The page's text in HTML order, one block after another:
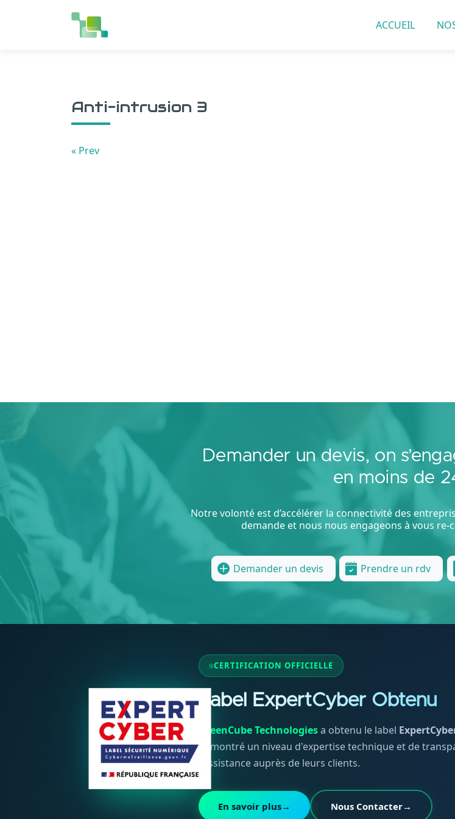
ACCUEIL
Anti-intrusion 3
« Prev
Demander un devis, on
en moins de
Notre volonté est d’accélérer la connectivité des
demande et nous nous engageons à vous re-
Demander un devis Prendre un rdv
CERTIFICATION OFFICIELLE
Label ExpertCyber Obtenu
GreenCube Technologiesa obtenu le label
démontré un niveau d'expertise technique et de
l'assistance auprès de leurs clients.
En savoir plus→ Nous Contacter→